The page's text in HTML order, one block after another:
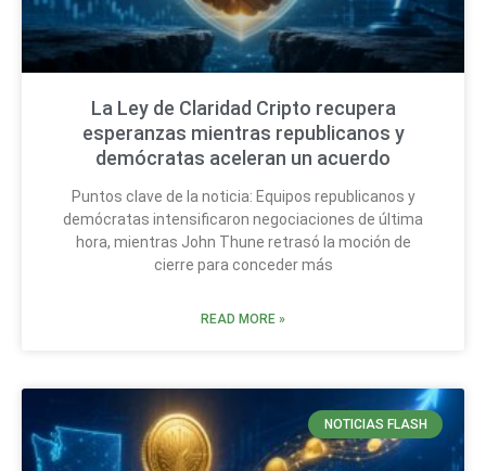
La Ley de Claridad Cripto recupera
esperanzas mientras republicanos y
demócratas aceleran un acuerdo
Puntos clave de la noticia: Equipos republicanos y
demócratas intensificaron negociaciones de última
hora, mientras John Thune retrasó la moción de
cierre para conceder más
READ MORE »
NOTICIAS FLASH